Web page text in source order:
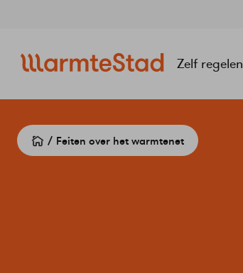
Zelf regelen
Feiten over het warmtenet